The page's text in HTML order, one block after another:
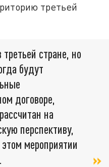
третьей
стране, но
будут
договоре,
на
перспективу,
мероприятии